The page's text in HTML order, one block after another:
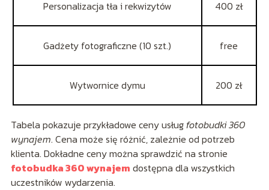
Personalizacja tła i rekwizytów 400 zł
Gadżety fotograficzne (10 szt.) free
Wytwornice dymu 200 zł
Tabela pokazuje przykładowe ceny usługfotobudki 360
wynajem. Cena może się różnić, zależnie od potrzeb
klienta. Dokładne ceny można sprawdzić na stronie
fotobudka 360 wynajem dostępna dla wszystkich
uczestników wydarzenia.